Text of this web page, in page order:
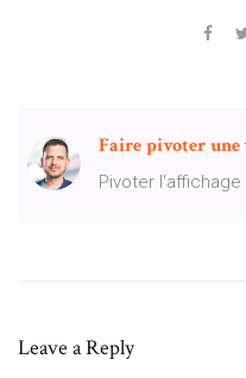
Fairepivoterune
Pivoter l'affichage
Leave a Reply